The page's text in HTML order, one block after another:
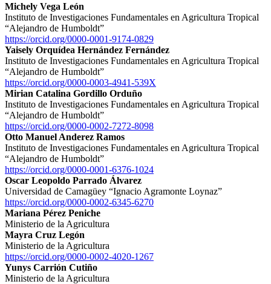
Michely Vega León
Instituto de Investigaciones Fundamentales en Agricultura Tropical
“Alejandro de Humboldt”
https://orcid.org/0000-0001-9174-0829
Yaisely Orquídea Hernández Fernández
Instituto de Investigaciones Fundamentales en Agricultura Tropical
“Alejandro de Humboldt”
https://orcid.org/0000-0003-4941-539X
Mirian Catalina Gordillo Orduño
Instituto de Investigaciones Fundamentales en Agricultura Tropical
“Alejandro de Humboldt”
https://orcid.org/0000-0002-7272-8098
Otto Manuel Anderez Ramos
Instituto de Investigaciones Fundamentales en Agricultura Tropical
“Alejandro de Humboldt”
https://orcid.org/0000-0001-6376-1024
Oscar Leopoldo Parrado Álvarez
Universidad de Camagüey “Ignacio Agramonte Loynaz”
https://orcid.org/0000-0002-6345-6270
Mariana Pérez Peniche
Ministerio de la Agricultura
Mayra Cruz Legón
Ministerio de la Agricultura
https://orcid.org/0000-0002-4020-1267
Yunys Carrión Cutiño
Ministerio de la Agricultura